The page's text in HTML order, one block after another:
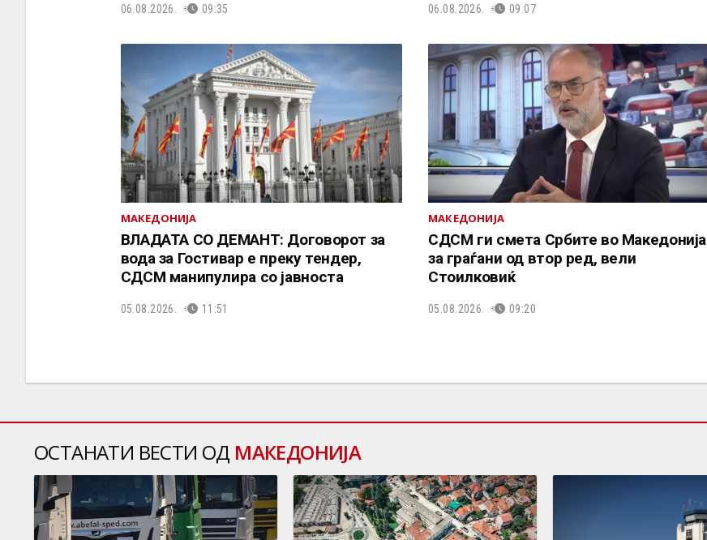
06.08.2026. 09:35 06.08.2026. 09:07
МАКЕДОНИЈА
ВЛАДАТА СО ДЕМАНТ: Договорот за
вода за Гостивар е преку тендер,
СДСМ манипулира со јавноста
05.08.2026. 11:51
МАКЕДОНИЈА
СДСМ ги смета Србите во Македонија
за граѓани од втор ред, вели
Стоилковиќ
05.08.2026. 09:20
ОСТАНАТИ ВЕСТИ ОД МАКЕДОНИЈА